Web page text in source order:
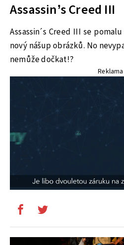
Assassin’s Creed III
Assassin´s Creed III se
nový nášup obrázků. No
nemůže dočkat!?
Reklama